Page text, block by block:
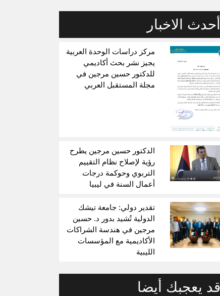
أحدث الاخبار
مركز دراسات الوحدة العربية
يجيز نشر بحث أكاديمي
للدكتور حسين مرجين في
مجلة المستقبل العربي
الدكتور حسين مرجين يطرح
رؤية لإصلاح نظام التقييم
التربوي وحوكمة درجات
أعمال السنة في ليبيا
تقدير دولي: جامعة تيشك
الدولية تُشيد بدور د. حسين
مرجين في هندسة الشراكات
الأكاديمية مع المؤسسات
الليبية
قد يعجبك أيضا